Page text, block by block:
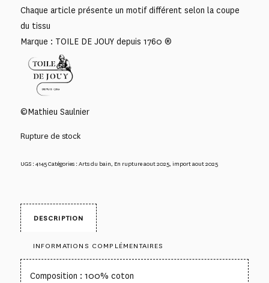
Chaque article présente un motif différent selon la coupe
du tissu
Marque : TOILE DE JOUY depuis 1760 ®
©Mathieu Saulnier
Rupture de stock
UGS :4145Catégories :Arts du bain, En rupture aout 2025, import aout 2025
DESCRIPTION
INFORMATIONS COMPLÉMENTAIRES
Composition : 100% coton